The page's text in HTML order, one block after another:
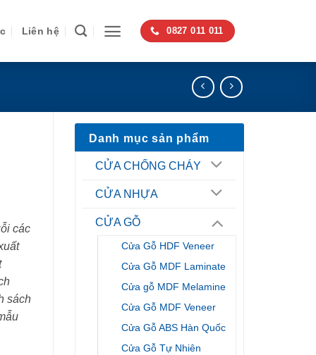
Liên hệ 0827 011 011
Danh mục sản phẩm
CỬA CHỐNG CHÁY
CỬA NHỰA
CỬA GỖ
Cửa Gỗ HDF Veneer
Cửa Gỗ MDF Laminate
Cửa gỗ MDF Melamine
Cửa Gỗ MDF Veneer
Cửa Gỗ ABS Hàn Quốc
Cửa Gỗ Tự Nhiên
các
sách